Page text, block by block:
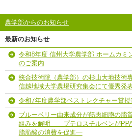
農学部からのお知らせ
最新のお知らせ
令和8年度 信州大学農学部 ホームカ
のご案内
統合技術院（農学部）の杉山大地技術
信越地域大学農場研究集会にて優秀発
令和7年度農学部ベストレクチャー賞
ブルーベリー由来成分が筋肉細胞の脂
組みを解明 ―プテロスチルベンが
脂肪酸の消費を促進―